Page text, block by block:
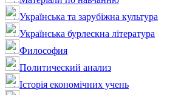
Українська та зарубіжна культура
Українська бурлескна література
Философия
Политический анализ
Історія економічних учень